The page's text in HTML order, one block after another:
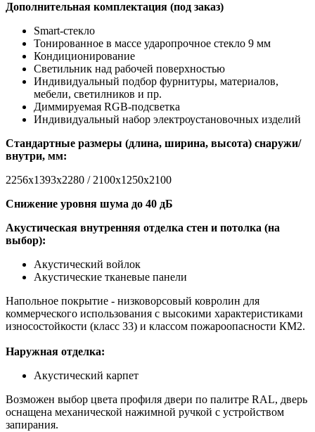
Дополнительная комплектация (под заказ)
Smart-стекло
Тонированное в массе ударопрочное стекло 9 мм
Кондиционирование
Светильник над рабочей поверхностью
Индивидуальный подбор фурнитуры, материалов,
мебели, светилников и пр.
Диммируемая RGB-подсветка
Индивидуальный набор электроустановочных изделий
Стандартные размеры (длина, ширина, высота) снаружи/
внутри, мм:
2256х1393х2280 / 2100х1250х2100
Снижение уровня шума до 40 дБ
Акустическая внутренняя отделка стен и потолка (на
выбор):
Акустический войлок
Акустические тканевые панели
Напольное покрытие - низковорсовый ковролин для
коммерческого использования с высокими характеристиками
износостойкости (класс 33) и классом пожароопасности КМ2.
Наружная отделка:
Акустический карпет
Возможен выбор цвета профиля двери по палитре RAL, дверь
оснащена механической нажимной ручкой с устройством
запирания.